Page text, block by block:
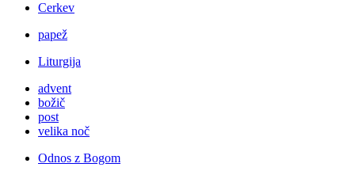
Cerkev
papež
Liturgija
advent
božič
post
velika noč
Odnos z Bogom